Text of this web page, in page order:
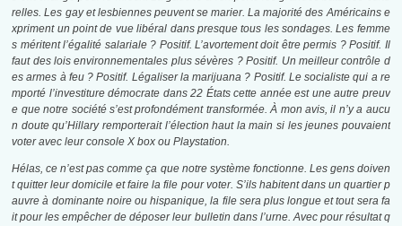
relles. Les gay et lesbiennes peuvent se marier. La majorité des Américains e
xpriment un point de vue libéral dans presque tous les sondages. Les femme
s méritent l’égalité salariale ? Positif. L’avortement doit être permis ? Positif. Il
faut des lois environnementales plus sévères ? Positif. Un meilleur contrôle d
es armes à feu ? Positif. Légaliser la marijuana ? Positif. Le socialiste qui a re
mporté l’investiture démocrate dans 22 États cette année est une autre preuv
e que notre société s’est profondément transformée. À mon avis, il n’y a aucu
n doute qu’Hillary remporterait l’élection haut la main si les jeunes pouvaient
voter avec leur console X box ou Playstation.
Hélas, ce n’est pas comme ça que notre système fonctionne. Les gens doiven
t quitter leur domicile et faire la file pour voter. S’ils habitent dans un quartier p
auvre à dominante noire ou hispanique, la file sera plus longue et tout sera fa
it pour les empêcher de déposer leur bulletin dans l’urne. Avec pour résultat q